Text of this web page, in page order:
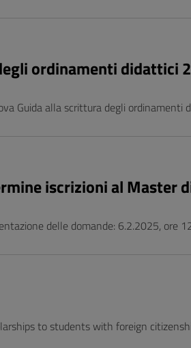
ordinamenti didattici
Guida alla scrittura degli
iscrizioni al
delle domande: 6.2.2025, ore
to students with foreign